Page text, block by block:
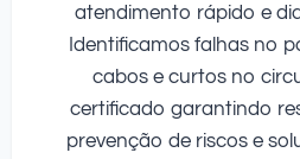
atendimento rápido e
Identificamos falhas no
cabos e curtos no
certificado garantindo
prevenção de riscos e